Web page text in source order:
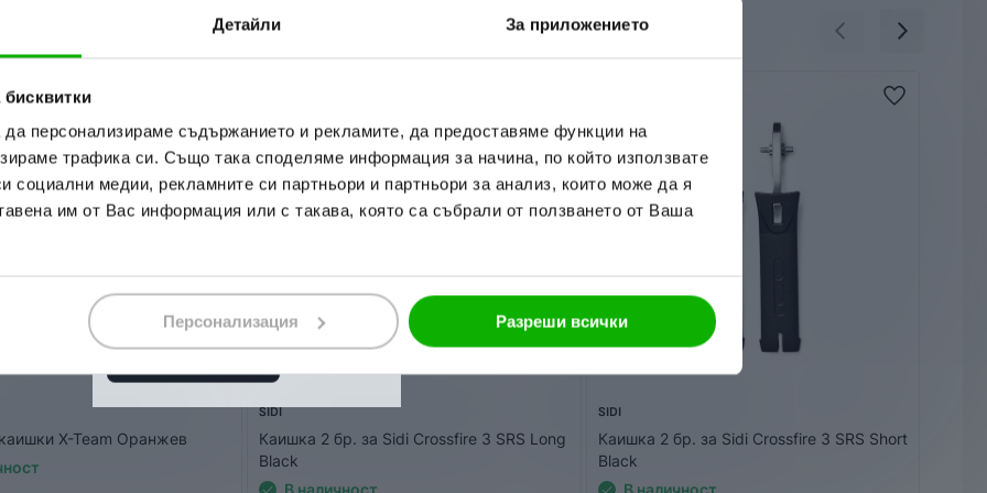
Детайли За приложението
да персонализираме съдържанието и рекламите, да предоставяме функции на
трафика си. Също така споделяме информация за начина, по който използвате
социални медии, рекламните си партньори и партньори за анализ, които може да я
им от Вас информация или с такава, която са събрали от ползването от Ваша
Персонализация Разреши всички
по време на по-натоварени кампанийни
поръчвате до ваш адрес или до офис на
пристига с опция “Преглед и тест”, без
тя. Това Ви дава възможност да пробвате и
му. В случай, че не Ви стане или не го
на ПОС терминал при получаване на пратката
банкова карта.
С НАС СПОРЕД УДОБНИЯ ЗА ВАС
X-Team Оранжев
SIDI
Каишка 2 бр. за Sidi Crossfire 3 SRS Long
Black
В наличност
SIDI
Каишка 2 бр. за Sidi Crossfire 3 SRS Short
Black
В наличност